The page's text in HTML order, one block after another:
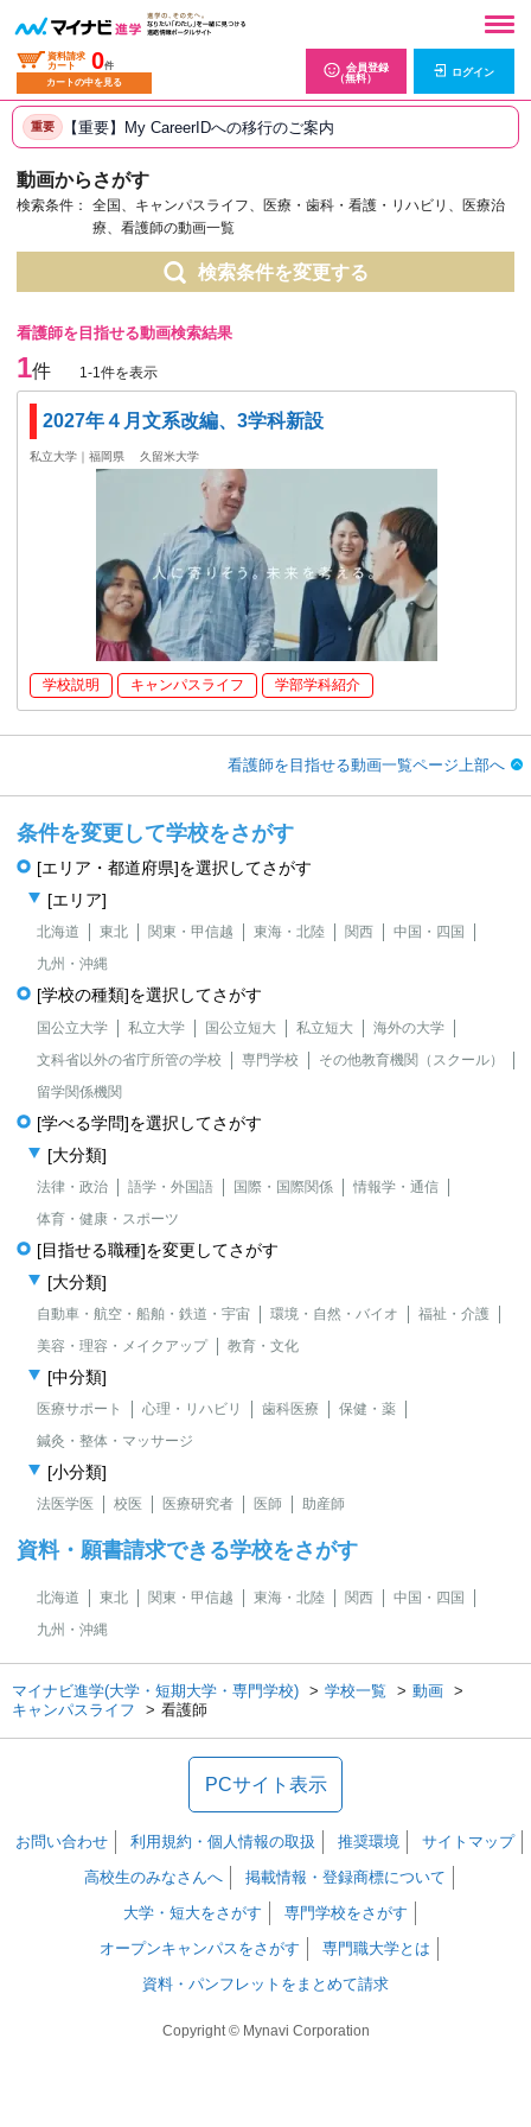
資料請求
カート
0件
カートの中を見る
会員登録
（無料）
ログイン
重要 【重要】My CareerIDへの移行のご案内
動画からさがす
検索条件：
全国、キャンパスライフ、医療・歯科・看護・リハビリ、医療治
療、看護師の動画一覧
検索条件を変更する
看護師を目指せる動画検索結果
1件 1-1件を表示
2027年４月文系改編、3学科新設
私立大学｜福岡県 久留米大学
学校説明 キャンパスライフ 学部学科紹介
看護師を目指せる動画一覧ページ上部へ
条件を変更して学校をさがす
[エリア・都道府県]を選択してさがす
[エリア]
北海道 東北 関東・甲信越 東海・北陸 関西
中国・四国
九州・沖縄
[学校の種類]を選択してさがす
国公立大学 私立大学 国公立短大 私立短大
海外の大学
文科省以外の省庁所管の学校
専門学校
その他教育機関（スクール）
留学関係機関
[学べる学問]を選択してさがす
[大分類]
法律・政治 語学・外国語 国際・国際関係
情報学・通信
体育・健康・スポーツ
[目指せる職種]を変更してさがす
[大分類]
自動車・航空・船舶・鉄道・宇宙 環境・自然・バイオ
福祉・介護
美容・理容・メイクアップ
教育・文化
[中分類]
医療サポート 心理・リハビリ 歯科医療
保健・薬
鍼灸・整体・マッサージ
[小分類]
法医学医 校医 医療研究者 医師 助産師
資料・願書請求できる学校をさがす
北海道 東北 関東・甲信越 東海・北陸 関西
中国・四国
九州・沖縄
マイナビ進学(大学・短期大学・専門学校) 学校一覧
動画
キャンパスライフ
看護師
PCサイト表示
お問い合わせ 利用規約・個人情報の取扱 推奨環境
サイトマップ
高校生のみなさんへ
掲載情報・登録商標について
大学・短大をさがす
専門学校をさがす
オープンキャンパスをさがす
専門職大学とは
資料・パンフレットをまとめて請求
Copyright © Mynavi Corporation